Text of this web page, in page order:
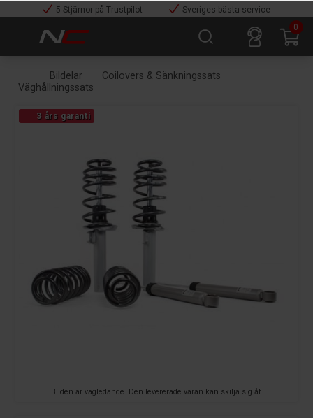
5 Stjärnor på Trustpilot
Sveriges bästa service
0
Bildelar
Coilovers & Sänkningssats
Väghållningssats
Bilden är vägledande. Den levererade varan kan skilja sig åt.
3 års garanti